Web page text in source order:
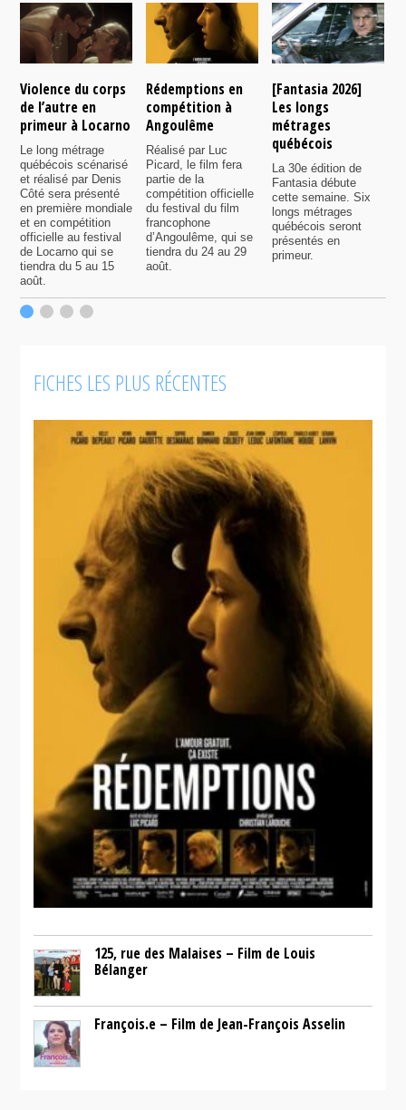
Violence du corps
de l’autre en
primeur à Locarno
Le long métrage
québécois scénarisé
et réalisé par Denis
Côté sera présenté
en première mondiale
et en compétition
officielle au festival
de Locarno qui se
tiendra du 5 au 15
août.
Rédemptions en
compétition à
Angoulême
Réalisé par Luc
Picard, le film fera
partie de la
compétition officielle
du festival du film
francophone
d’Angoulême, qui se
tiendra du 24 au 29
août.
[Fantasia 2026]
Les longs
métrages
québécois
La 30e édition de
Fantasia débute
cette semaine. Six
longs métrages
québécois seront
présentés en
primeur.
FICHES LES PLUS RÉCENTES
125, rue des Malaises – Film de Louis
Bélanger
François.e – Film de Jean-François Asselin